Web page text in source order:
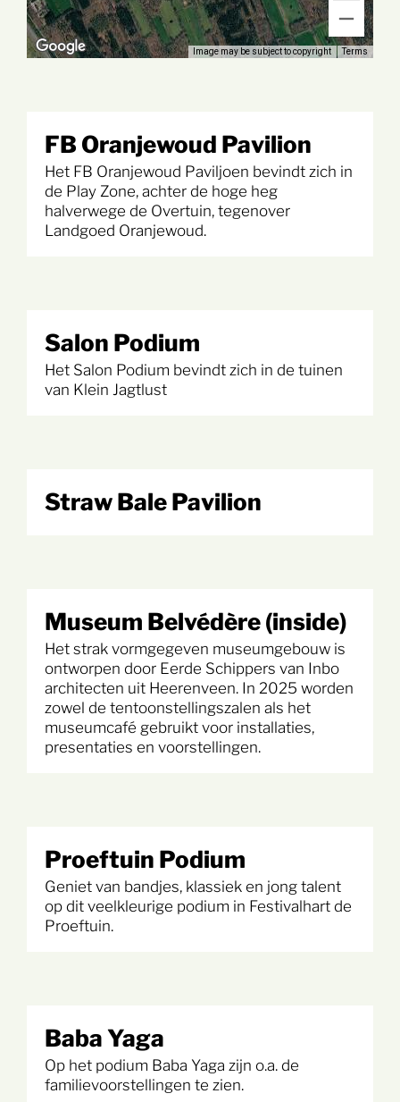
Image may be subject to copyright Terms
FB Oranjewoud Pavilion
Het FB Oranjewoud Paviljoen bevindt zich in
de Play Zone, achter de hoge heg
halverwege de Overtuin, tegenover
Landgoed Oranjewoud.
Salon Podium
Het Salon Podium bevindt zich in de tuinen
van Klein Jagtlust
Straw Bale Pavilion
Museum Belvédère (inside)
Het strak vormgegeven museumgebouw is
ontworpen door Eerde Schippers van Inbo
architecten uit Heerenveen. In 2025 worden
zowel de tentoonstellingszalen als het
museumcafé gebruikt voor installaties,
presentaties en voorstellingen.
Proeftuin Podium
Geniet van bandjes, klassiek en jong talent
op dit veelkleurige podium in Festivalhart de
Proeftuin.
Baba Yaga
Op het podium Baba Yaga zijn o.a. de
familievoorstellingen te zien.